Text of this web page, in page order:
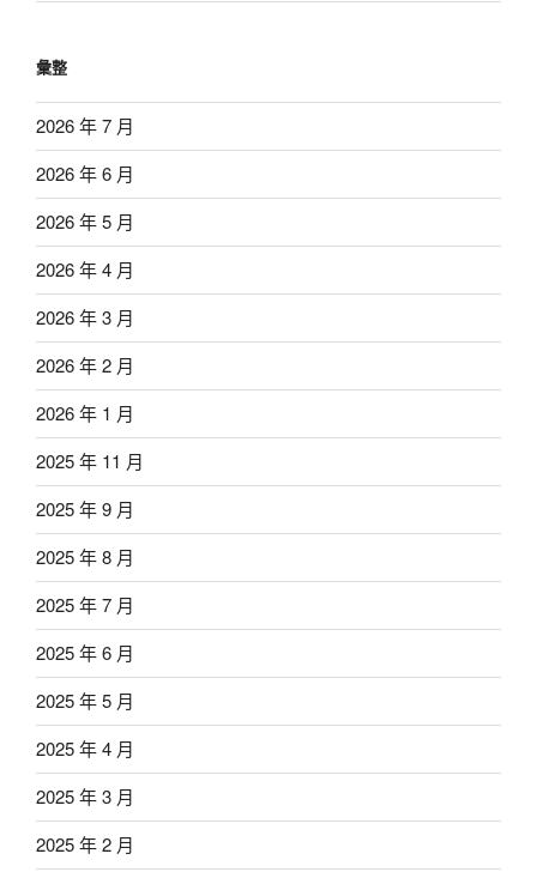
彙整
2026 年 7 月
2026 年 6 月
2026 年 5 月
2026 年 4 月
2026 年 3 月
2026 年 2 月
2026 年 1 月
2025 年 11 月
2025 年 9 月
2025 年 8 月
2025 年 7 月
2025 年 6 月
2025 年 5 月
2025 年 4 月
2025 年 3 月
2025 年 2 月